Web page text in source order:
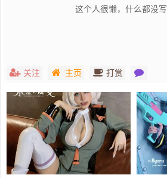
这个人很懒，什么都没写
关注 主页 打赏